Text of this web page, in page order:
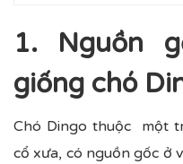
1. Nguồn
giống chó
Chó Dingo thuộc một
cổ xưa, có nguồn gốc ở